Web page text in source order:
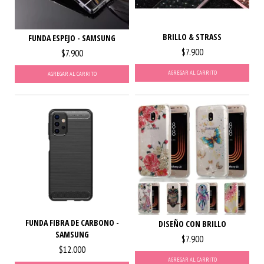
FUNDA ESPEJO - SAMSUNG
$7.900
AGREGAR AL CARRITO
BRILLO & STRASS
$7.900
AGREGAR AL CARRITO
FUNDA FIBRA DE CARBONO -
SAMSUNG
$12.000
DISEÑO CON BRILLO
$7.900
AGREGAR AL CARRITO